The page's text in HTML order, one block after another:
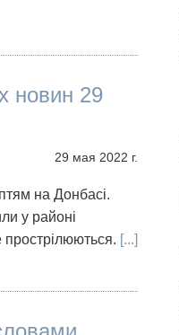
новин 29
29 мая 2022 г.
на Донбасі.
у районі
[...]